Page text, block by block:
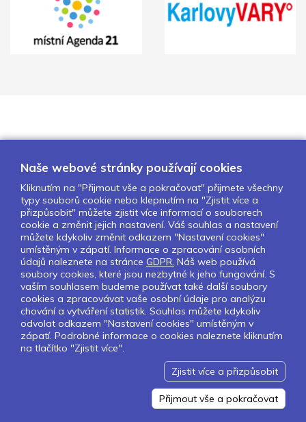
O nás Naše projekty
Pro školy
Partneři
Kontakty
GDPR
Nastavení cookies
Obchodní a licenční podmínky
Sledujte nás:
Pokud chcete dostávat pravidelný
Newsletter klikněte zde .
Smartware s.r.o. Redakční systém MultiCMS
Naše webové stránky používají cookies
Kliknutím na "Přijmout vše a pokračovat" přijmete všechny
typy souborů cookie nebo klepnutím na "Zjistit více a
přizpůsobit" můžete zjistit více informací o souborech
cookie a změnit jejich nastavení. Váš souhlas a nastavení
můžete kdykoliv změnit odkazem "Nastavení cookies"
umístěným v zápatí. Informace o zpracování osobních
údajů naleznete na stránce GDPR. Náš web používá
soubory cookies, které jsou nezbytné k jeho fungování. S
vaším souhlasem budeme používat také další soubory
cookies a zpracovávat vaše osobní údaje pro analýzu
chování a vytváření statistik. Souhlas můžete kdykoliv
odvolat odkazem "Nastavení cookies" umístěným v
zápatí. Podrobné informace o cookies naleznete kliknutím
na tlačítko "Zjistit více".
Zjistit více a přizpůsobit
Přijmout vše a pokračovat